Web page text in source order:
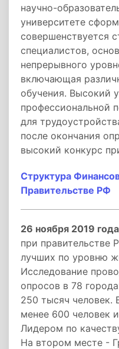
научно-
университете
совершенствуется
специалистов,
непрерывного
включающая
обучения. Высокий
профессиональной
для
после окончания
высокий конкурс
Структура
Правительстве РФ
26 ноября 2019 года
при правительстве
лучших по уровню
Исследование
опросов в 78
250 тысяч человек.
менее 600 человек
Лидером по
На втором месте -